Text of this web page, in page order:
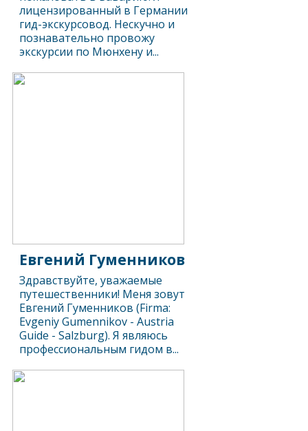
лицензированный в Германии
гид-экскурсовод. Нескучно и
познавательно провожу
экскурсии по Мюнхену и...
Евгений Гуменников
Здравствуйте, уважаемые
путешественники! Меня зовут
Евгений Гуменников (Firma:
Evgeniy Gumennikov - Austria
Guide - Salzburg). Я являюсь
профессиональным гидом в...